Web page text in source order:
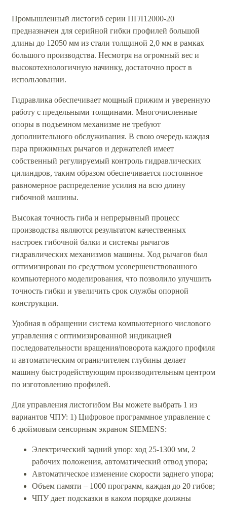
Промышленный листогиб серии ПГЛ12000-20
предназначен для серийной гибки профилей большой
длины до 12050 мм из стали толщиной 2,0 мм в рамках
большого производства. Несмотря на огромный вес и
высокотехнологичную начинку, достаточно прост в
использовании.
Гидравлика обеспечивает мощный прижим и уверенную
работу с предельными толщинами. Многочисленные
опоры в подъемном механизме не требуют
дополнительного обслуживания. В свою очередь каждая
пара прижимных рычагов и держателей имеет
собственный регулируемый контроль гидравлических
цилиндров, таким образом обеспечивается постоянное
равномерное распределение усилия на всю длину
гибочной машины.
Высокая точность гиба и непрерывный процесс
производства являются результатом качественных
настроек гибочной балки и системы рычагов
гидравлических механизмов машины. Ход рычагов был
оптимизирован по средством усовершенствованного
компьютерного моделирования, что позволило улучшить
точность гибки и увеличить срок службы опорной
конструкции.
Удобная в обращении система компьютерного числового
управления с оптимизированной индикацией
последовательности вращения/поворота каждого профиля
и автоматическим ограничителем глубины делает
машину быстродействующим производительным центром
по изготовлению профилей.
Для управления листогибом Вы можете выбрать 1 из
вариантов ЧПУ: 1) Цифровое программное управление с
6 дюймовым сенсорным экраном SIEMENS:
Электрический задний упор: ход 25-1300 мм, 2
рабочих положения, автоматический отвод упора;
Автоматическое изменение скорости заднего упора;
Объем памяти – 1000 программ, каждая до 20 гибов;
ЧПУ дает подсказки в каком порядке должны